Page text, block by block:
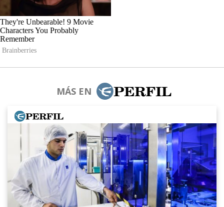
MÁS EN